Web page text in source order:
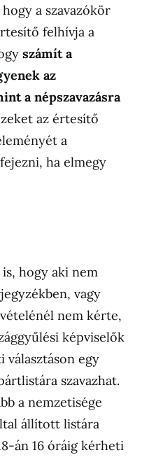
a szavazókör
felhívja a
számít a
az
a népszavazásra
az értesítő
a
ha elmegy
hogy aki nem
vagy
nem kérte,
képviselők
választáson egy
szavazhat.
a nemzetisége
állított listára
án 16 óráig kérheti